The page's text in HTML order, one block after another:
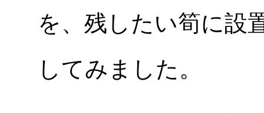
を、残したい筍に設
してみました。